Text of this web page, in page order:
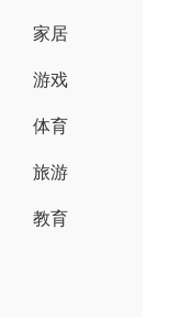
家居
游戏
体育
旅游
教育